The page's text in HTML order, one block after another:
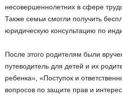
несовершеннолетних в сфере
Также семьи смогли получить
юридическую консультацию по
После этого родителям были
путеводитель для детей и их
ребенка», «Поступок и
вопросов по защите прав и